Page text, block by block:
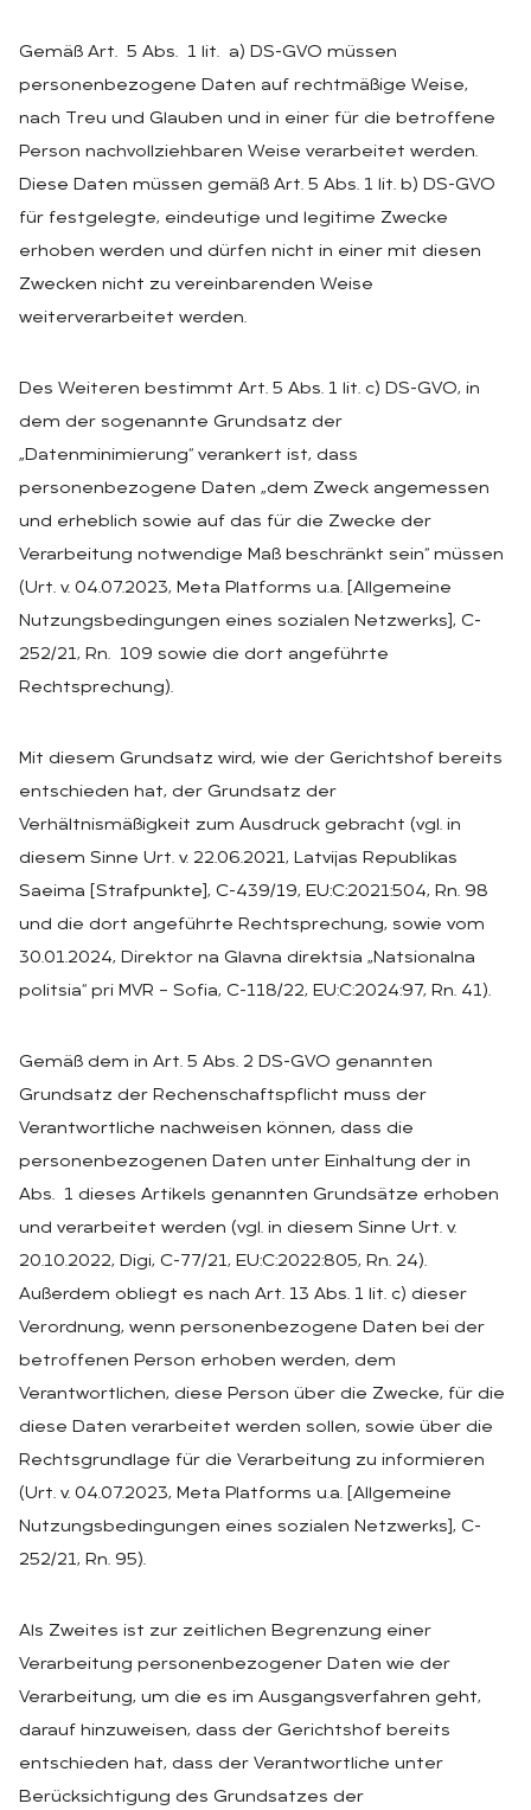
Gemäß Art. 5 Abs. 1 lit. a) DS-GVO müssen
personenbezogene Daten auf rechtmäßige Weise,
nach Treu und Glauben und in einer für die betroffene
Person nachvollziehbaren Weise verarbeitet werden.
Diese Daten müssen gemäß Art. 5 Abs. 1 lit. b) DS-GVO
für festgelegte, eindeutige und legitime Zwecke
erhoben werden und dürfen nicht in einer mit diesen
Zwecken nicht zu vereinbarenden Weise
weiterverarbeitet werden.
Des Weiteren bestimmt Art. 5 Abs. 1 lit. c) DS-GVO, in
dem der sogenannte Grundsatz der
„Datenminimierung“ verankert ist, dass
personenbezogene Daten „dem Zweck angemessen
und erheblich sowie auf das für die Zwecke der
Verarbeitung notwendige Maß beschränkt sein“ müssen
(Urt. v. 04.07.2023, Meta Platforms u.a. [Allgemeine
Nutzungsbedingungen eines sozialen Netzwerks], C-
252/21, Rn. 109 sowie die dort angeführte
Rechtsprechung).
Mit diesem Grundsatz wird, wie der Gerichtshof bereits
entschieden hat, der Grundsatz der
Verhältnismäßigkeit zum Ausdruck gebracht (vgl. in
diesem Sinne Urt. v. 22.06.2021, Latvijas Republikas
Saeima [Strafpunkte], C-439/19, EU:C:2021:504, Rn. 98
und die dort angeführte Rechtsprechung, sowie vom
30.01.2024, Direktor na Glavna direktsia „Natsionalna
politsia“ pri MVR – Sofia, C-118/22, EU:C:2024:97, Rn. 41).
Gemäß dem in Art. 5 Abs. 2 DS-GVO genannten
Grundsatz der Rechenschaftspflicht muss der
Verantwortliche nachweisen können, dass die
personenbezogenen Daten unter Einhaltung der in
Abs. 1 dieses Artikels genannten Grundsätze erhoben
und verarbeitet werden (vgl. in diesem Sinne Urt. v.
20.10.2022, Digi, C-77/21, EU:C:2022:805, Rn. 24).
Außerdem obliegt es nach Art. 13 Abs. 1 lit. c) dieser
Verordnung, wenn personenbezogene Daten bei der
betroffenen Person erhoben werden, dem
Verantwortlichen, diese Person über die Zwecke, für die
diese Daten verarbeitet werden sollen, sowie über die
Rechtsgrundlage für die Verarbeitung zu informieren
(Urt. v. 04.07.2023, Meta Platforms u.a. [Allgemeine
Nutzungsbedingungen eines sozialen Netzwerks], C-
252/21, Rn. 95).
Als Zweites ist zur zeitlichen Begrenzung einer
Verarbeitung personenbezogener Daten wie der
Verarbeitung, um die es im Ausgangsverfahren geht,
darauf hinzuweisen, dass der Gerichtshof bereits
entschieden hat, dass der Verantwortliche unter
Berücksichtigung des Grundsatzes der